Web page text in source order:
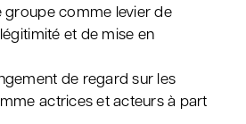
groupe comme levier de
et de mise en
de regard sur les
actrices et acteurs à part